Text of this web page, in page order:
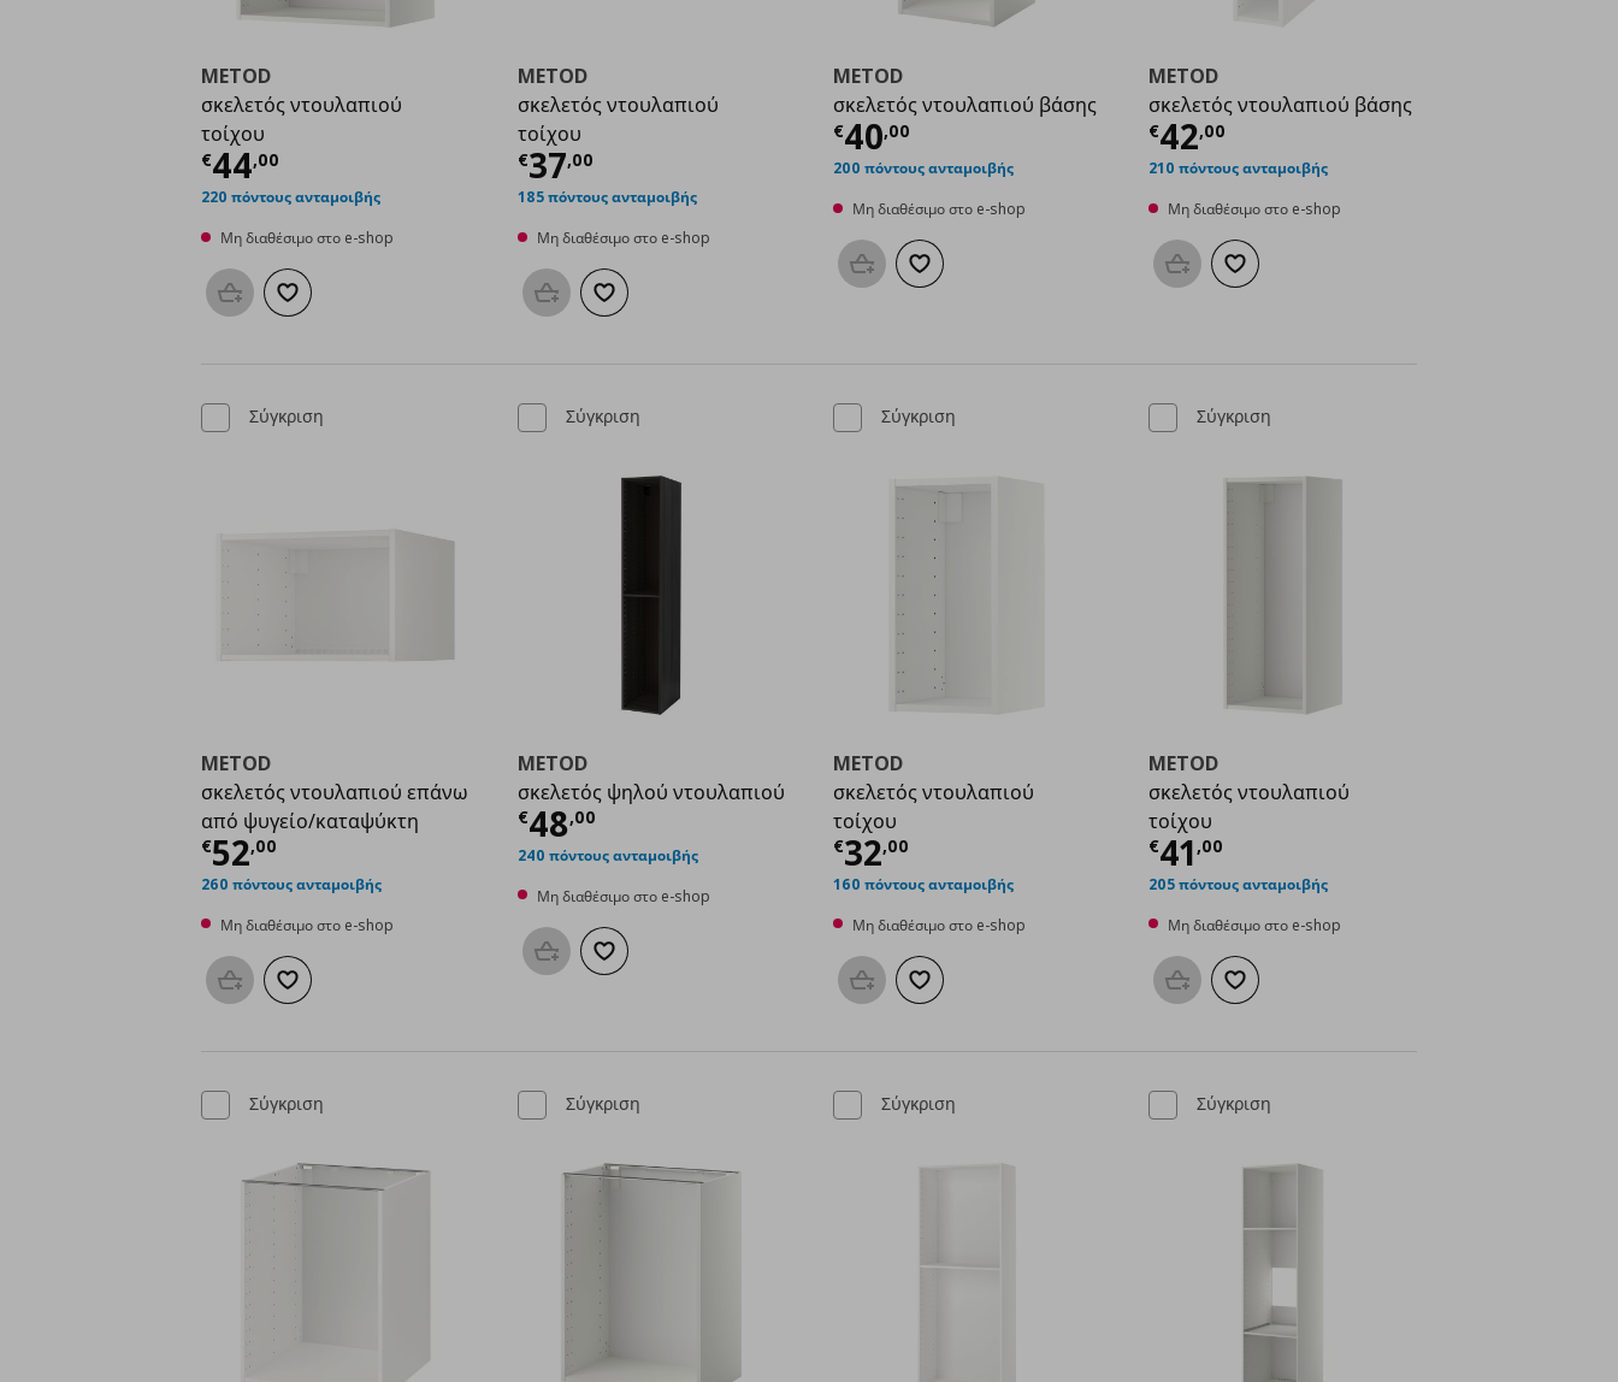
METOD
σκελετός ντουλαπιού
τοίχου
€44,00
Τρέχουσα τιμή € 44,00
220 πόντους ανταμοιβής
Μη διαθέσιμο στο e-shop
Προσθήκη στο καλάθι
Προσθήκη στα αγαπημένα
METOD
σκελετός ντουλαπιού
τοίχου
€37,00
Τρέχουσα τιμή € 37,00
185 πόντους ανταμοιβής
Μη διαθέσιμο στο e-shop
Προσθήκη στο καλάθι
Προσθήκη στα αγαπημένα
METOD
σκελετός ντουλαπιού βάσης
€40,00
Τρέχουσα τιμή € 40,00
200 πόντους ανταμοιβής
Μη διαθέσιμο στο e-shop
Προσθήκη στο καλάθι
Προσθήκη στα αγαπημένα
METOD
σκελετός ντουλαπιού βάσης
€42,00
Τρέχουσα τιμή
210 πόντους ανταμοιβής
Μη διαθέσιμο στο e-shop
Προσθήκη στο καλάθι
Προσθήκη στα αγαπημένα
Σύγκριση
METOD
σκελετός ντουλαπιού επάνω
από ψυγείο/καταψύκτη
€52,00
Τρέχουσα τιμή € 52,00
260 πόντους ανταμοιβής
Μη διαθέσιμο στο e-shop
Προσθήκη στο καλάθι
Προσθήκη στα αγαπημένα
Σύγκριση
METOD
σκελετός ψηλού ντουλαπιού
€48,00
Τρέχουσα τιμή € 48,00
240 πόντους ανταμοιβής
Μη διαθέσιμο στο e-shop
Προσθήκη στο καλάθι
Προσθήκη στα αγαπημένα
Σύγκριση
METOD
σκελετός ντουλαπιού
τοίχου
€32,00
Τρέχουσα τιμή € 32,00
160 πόντους ανταμοιβής
Μη διαθέσιμο στο e-shop
Προσθήκη στο καλάθι
Προσθήκη στα αγαπημένα
Σύγκριση
METOD
σκελετός ντουλαπιού
τοίχου
€41,00
Τρέχουσα τιμή
205 πόντους ανταμοιβής
Μη διαθέσιμο στο e-shop
Προσθήκη στο καλάθι
Προσθήκη στα αγαπημένα
Σύγκριση Σύγκριση Σύγκριση Σύγκριση